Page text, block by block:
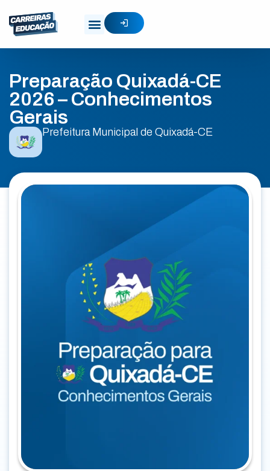
Preparação Quixadá-CE
2026 – Conhecimentos
Gerais
Prefeitura Municipal de Quixadá-CE